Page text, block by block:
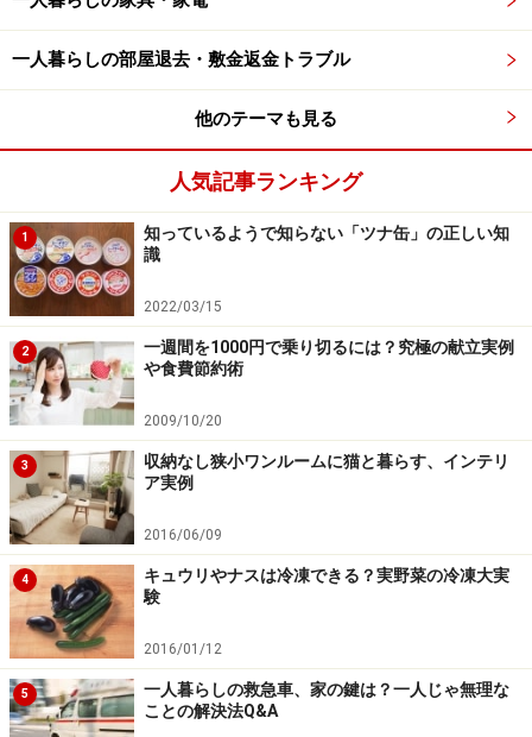
一人暮らしの部屋退去・敷金返金トラブル
他のテーマも見る
人気記事ランキング
1
知っているようで知らない「ツナ缶」の正しい知
識
2022/03/15
2
一週間を1000円で乗り切るには？究極の献立実例
や食費節約術
2009/10/20
3
収納なし狭小ワンルームに猫と暮らす、インテリ
ア実例
2016/06/09
4
キュウリやナスは冷凍できる？実野菜の冷凍大実
験
2016/01/12
5
一人暮らしの救急車、家の鍵は？一人じゃ無理な
ことの解決法Q&A